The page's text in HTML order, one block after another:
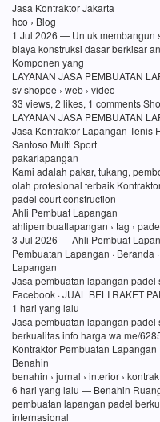
Jasa Kontraktor Jakarta
hco › Blog
1 Jul 2026 — Untuk membangun
biaya konstruksi dasar berkisar
Komponen yang
LAYANAN JASA PEMBUATAN
sv shopee › web › video
33 views, 2 likes, 1 comments
LAYANAN JASA PEMBUATAN
Jasa Kontraktor Lapangan Tenis
Santoso Multi Sport
pakarlapangan
Kami adalah pakar, tukang,
olah profesional terbaik
padel court construction
Ahli Pembuat Lapangan
ahlipembuatlapangan › tag ›
3 Jul 2026 — Ahli Pembuat
Pembuatan Lapangan · Beranda
Lapangan
Jasa pembuatan lapangan padel
Facebook · JUAL BELI RAKET
1 hari yang lalu
Jasa pembuatan lapangan
berkualitas info harga wa me/
Kontraktor Pembuatan
Benahin
benahin › jurnal › interior ›
6 hari yang lalu — Benahin
pembuatan lapangan padel
internasional